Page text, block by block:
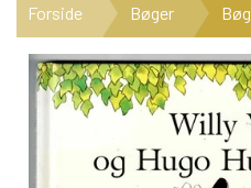
Forside Bøger